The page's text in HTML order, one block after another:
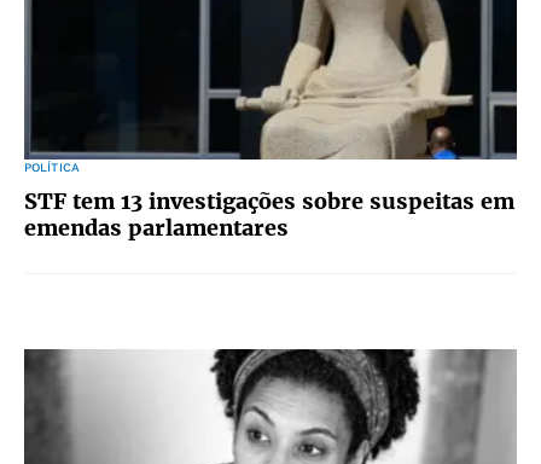
POLÍTICA
STF tem 13 investigações sobre suspeitas em
emendas parlamentares